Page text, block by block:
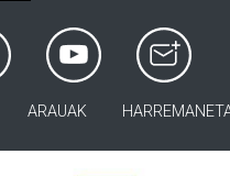
ARAUAK